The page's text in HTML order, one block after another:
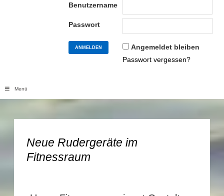
Benutzername
Passwort
Angemeldet bleiben
Passwort vergessen?
Menü
Neue Rudergeräte im
Fitnessraum